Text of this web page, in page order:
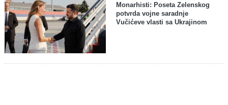
Monarhisti: Poseta Zelenskog
potvrda vojne saradnje
Vučićeve vlasti sa Ukrajinom